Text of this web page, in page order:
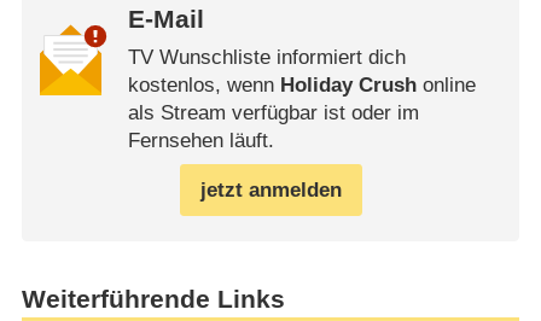
E-Mail
TV Wunschliste informiert dich
kostenlos, wenn Holiday Crushonline
als Stream verfügbar ist oder im
Fernsehen läuft.
jetzt anmelden
Weiterführende Links